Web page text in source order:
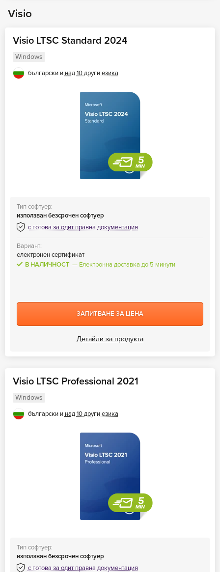
Visio
Visio LTSC Standard 2024
Windows
български и над 10 други езика
Тип софтуер:
използван безсрочен софтуер
с готова за одит правна документация
Вариант:
електронен сертификат
В НАЛИЧНОСТ
Електронна доставка до 5 минути
ЗАПИТВАНЕ ЗА ЦЕНА
Детайли за продукта
Visio LTSC Professional 2021
Windows
български и над 10 други езика
Тип софтуер:
използван безсрочен софтуер
с готова за одит правна документация